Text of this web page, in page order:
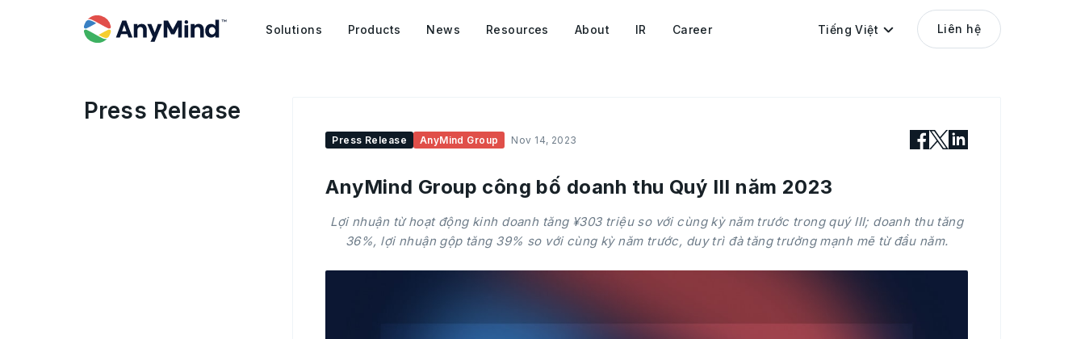
Solutions Products News Resources About IR Career Tiếng Việt Liên hệ
Press Release
Press Release AnyMind Group Nov 14, 2023
AnyMind Group công bố doanh thu Quý III năm 2023
Lợi nhuận từ hoạt động kinh doanh tăng ¥303 triệu so với cùng kỳ năm trước trong quý III; doanh thu tăng
36%, lợi nhuận gộp tăng 39% so với cùng kỳ năm trước, duy trì đà tăng trưởng mạnh mẽ từ đầu năm.